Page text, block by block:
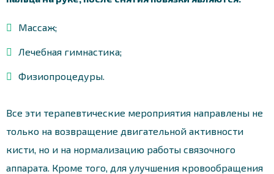
Массаж;
Лечебная гимнастика;
Физиопроцедуры.
Все эти терапевтические мероприятия направлены не
только на возвращение двигательной активности
кисти, но и на нормализацию работы связочного
аппарата. Кроме того, для улучшения кровообращения